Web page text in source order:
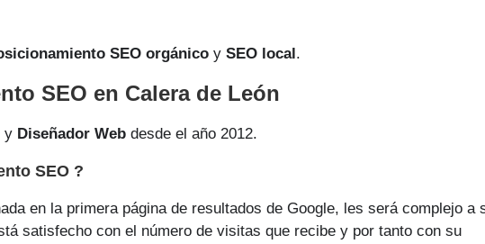
SEO orgánico y SEO local.
SEO en Calera de León
y Diseñador Web desde el año 2012.
SEO ?
en la primera página de resultados de Google, les será complejo a
satisfecho con el número de visitas que recibe y por tanto con su